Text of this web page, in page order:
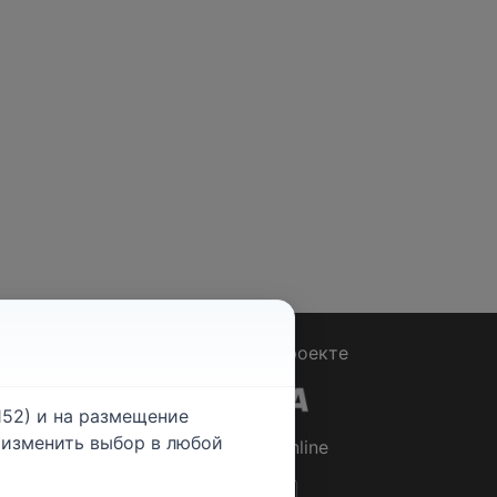
О проекте
© 2026Rabotniki.online
и на размещение
выбор в любой